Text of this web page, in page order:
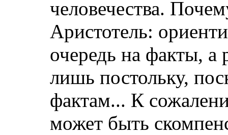
человечества.
Аристотель:
очередь на факты, а
лишь постольку,
фактам... К
может быть